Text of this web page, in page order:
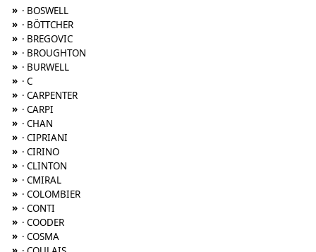
» · BOSWELL
» · BÖTTCHER
» · BREGOVIC
» · BROUGHTON
» · BURWELL
» · C
» · CARPENTER
» · CARPI
» · CHAN
» · CIPRIANI
» · CIRINO
» · CLINTON
» · CMIRAL
» · COLOMBIER
» · CONTI
» · COODER
» · COSMA